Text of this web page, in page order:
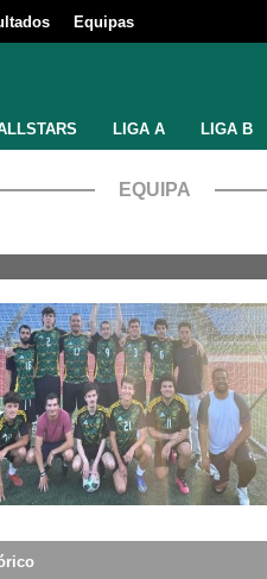
Equipas
LIGA A LIGA B
EQUIPA